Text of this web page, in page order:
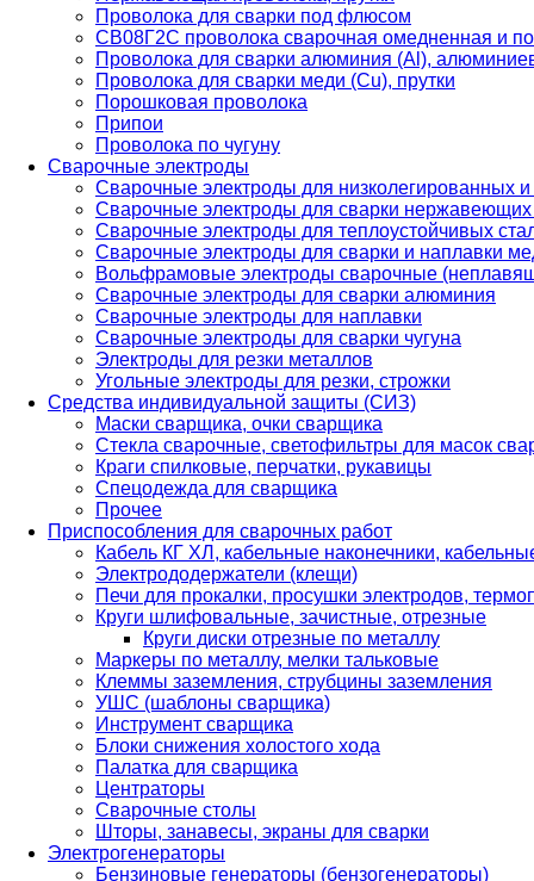
Проволока для сварки под флюсом
СВ08Г2С проволока сварочная омедненная и
Проволока для сварки алюминия (Al),
Проволока для сварки меди (Cu), прутки
Порошковая проволока
Припои
Проволока по чугуну
Сварочные электроды
Сварочные электроды для низколегированных и
Сварочные электроды для сварки
Сварочные электроды для теплоустойчивых
Сварочные электроды для сварки и наплавки
Вольфрамовые электроды сварочные
Сварочные электроды для сварки алюминия
Сварочные электроды для наплавки
Сварочные электроды для сварки чугуна
Электроды для резки металлов
Угольные электроды для резки, строжки
Средства индивидуальной защиты (СИЗ)
Маски сварщика, очки сварщика
Стекла сварочные, светофильтры для масок
Краги спилковые, перчатки, рукавицы
Спецодежда для сварщика
Прочее
Приспособления для сварочных работ
Кабель КГ ХЛ, кабельные наконечники,
Электрододержатели (клещи)
Печи для прокалки, просушки электродов,
Круги шлифовальные, зачистные, отрезные
Круги диски отрезные по металлу
Маркеры по металлу, мелки тальковые
Клеммы заземления, струбцины заземления
УШС (шаблоны сварщика)
Инструмент сварщика
Блоки снижения холостого хода
Палатка для сварщика
Центраторы
Сварочные столы
Шторы, занавесы, экраны для сварки
Электрогенераторы
Бензиновые генераторы (бензогенераторы)